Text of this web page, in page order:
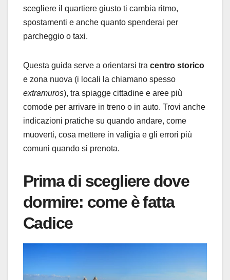
scegliere il quartiere giusto ti cambia ritmo,
spostamenti e anche quanto spenderai per
parcheggio o taxi.
Questa guida serve a orientarsi tra centro storico
e zona nuova (i locali la chiamano spesso
extramuros), tra spiagge cittadine e aree più
comode per arrivare in treno o in auto. Trovi anche
indicazioni pratiche su quando andare, come
muoverti, cosa mettere in valigia e gli errori più
comuni quando si prenota.
Prima di scegliere dove
dormire: come è fatta
Cadice